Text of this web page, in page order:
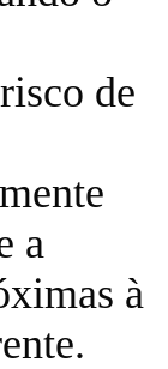
de
a
à